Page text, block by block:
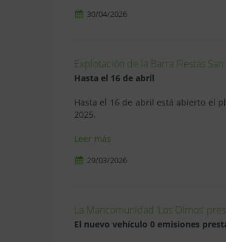
30/04/2026
Explotación de la Barra Fiestas
Hasta el 16 de abril
Hasta el 16 de abril está abierto el
2025.
Leer más
29/03/2026
La Mancomunidad ‘Los Olmos’
El nuevo vehículo 0 emisiones